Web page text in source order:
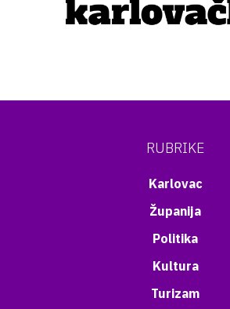
RUBRIKE
Karlovac
Županija
Politika
Kultura
Turizam